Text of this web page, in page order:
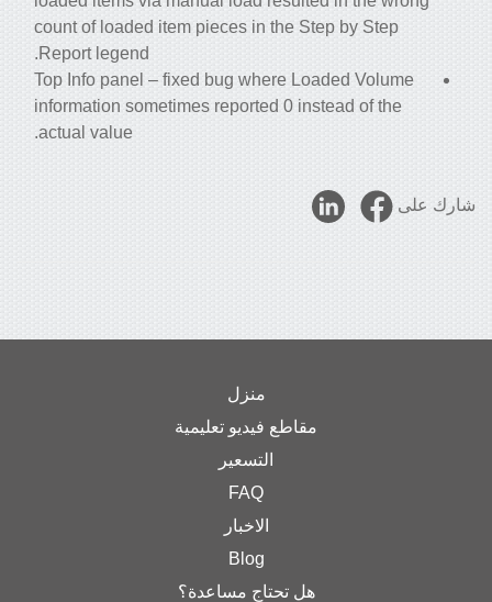
count of loaded item pieces in the Step by Step
Report legend.
Top Info panel – fixed bug where Loaded Volume
information sometimes reported 0 instead of the
actual value.
شارك على
منزل
مقاطع فيديو تعليمية
التسعير
FAQ
الاخبار
Blog
هل تحتاج مساعدة؟